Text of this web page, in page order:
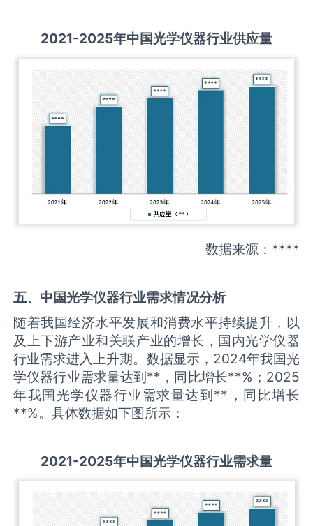
2021-2025年中国光学仪器行业供应量
数据来源：****
五、中国光学仪器行业需求情况分析
随着我国经济水平发展和消费水平持续提升，以
及上下游产业和关联产业的增长，国内光学仪器
行业需求进入上升期。数据显示，2024年我国光
学仪器行业需求量达到**，同比增长**%；2025
年我国光学仪器行业需求量达到**，同比增长
**%。具体数据如下图所示：
2021-2025年中国光学仪器行业需求量